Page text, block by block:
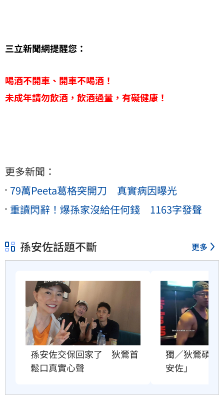
三立新聞網提醒您：
喝酒不開車、開車不喝酒！
未成年請勿飲酒，飲酒過量，有礙健康！
更多新聞：
79萬Peeta葛格突開刀 真實病因曝光
重讀閃辭！爆孫家沒給任何錢 1163字發聲
孫安佐話題不斷 更多
孫安佐交保回家了　狄鶯首
鬆口真實心聲
獨／狄鶯碩士
安佐」